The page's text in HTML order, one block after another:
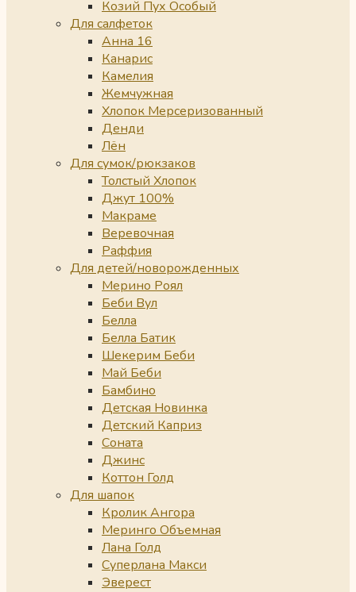
Козий Пух Особый
Для салфеток
Анна 16
Канарис
Камелия
Жемчужная
Хлопок Мерсеризованный
Денди
Лён
Для сумок/рюкзаков
Толстый Хлопок
Джут 100%
Макраме
Веревочная
Раффия
Для детей/новорожденных
Мерино Роял
Беби Вул
Белла
Белла Батик
Шекерим Беби
Май Беби
Бамбино
Детская Новинка
Детский Каприз
Соната
Джинс
Коттон Голд
Для шапок
Кролик Ангора
Меринго Объемная
Лана Голд
Суперлана Макси
Эверест